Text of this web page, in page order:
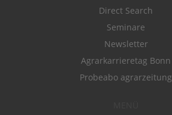
Direct Search
Seminare
Newsletter
Agrarkarrieretag Bonn
Probeabo agrarzeitung